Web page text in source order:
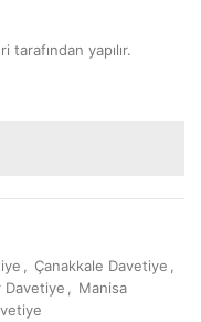
yapılır.
Çanakkale Davetiye
Davetiye
Manisa